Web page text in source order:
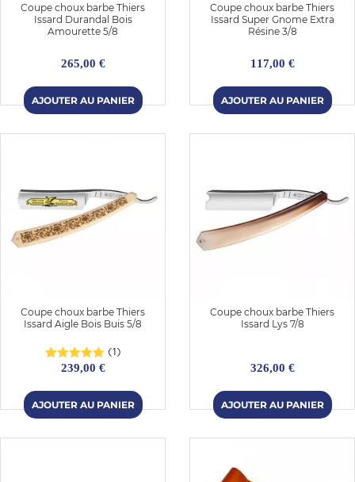
Coupe choux barbe Thiers
Issard Durandal Bois
Amourette 5/8
265,00 €
Coupe choux barbe Thiers
Issard Super Gnome Extra
Résine 3/8
117,00 €
Coupe choux barbe Thiers
Issard Aigle Bois Buis 5/8
(1)
239,00 €
Coupe choux barbe Thiers
Issard Lys 7/8
326,00 €